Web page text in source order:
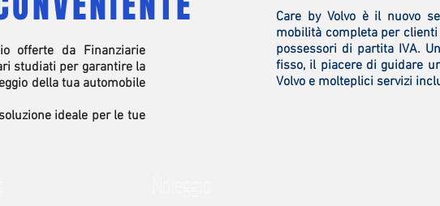
offerte da Finanziarie
studiati per garantire la
della tua automobile
ideale per le tue
Care by Volvo è il nuovo
mobilità completa per
possessori di partita IVA.
fisso, il piacere di guidare
Volvo e molteplici servizi